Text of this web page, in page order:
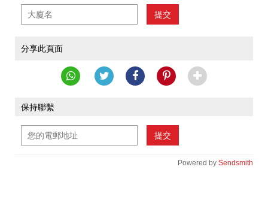
提交
分享此頁面
保持聯繫
提交
Powered by Sendsmith